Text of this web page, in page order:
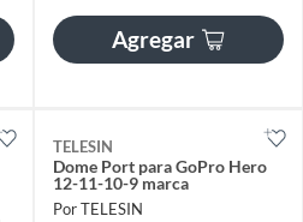
Agregar
TELESIN
Dome Port para GoPro Hero
12-11-10-9 marca
Por TELESIN